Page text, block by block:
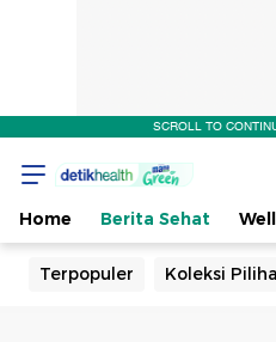
SCROLL TO
Home Berita Sehat
Terpopuler Koleksi